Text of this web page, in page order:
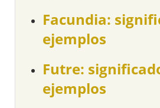
Facundia:
ejemplos
Futre:
ejemplos